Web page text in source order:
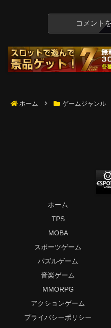
コメント
ホーム ゲームジャンル
ホーム
TPS
MOBA
スポーツゲーム
パズルゲーム
音楽ゲーム
MMORPG
アクションゲーム
プライバシーポリシー